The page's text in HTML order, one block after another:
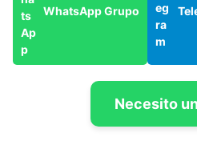
WhatsApp Grupo
Necesito